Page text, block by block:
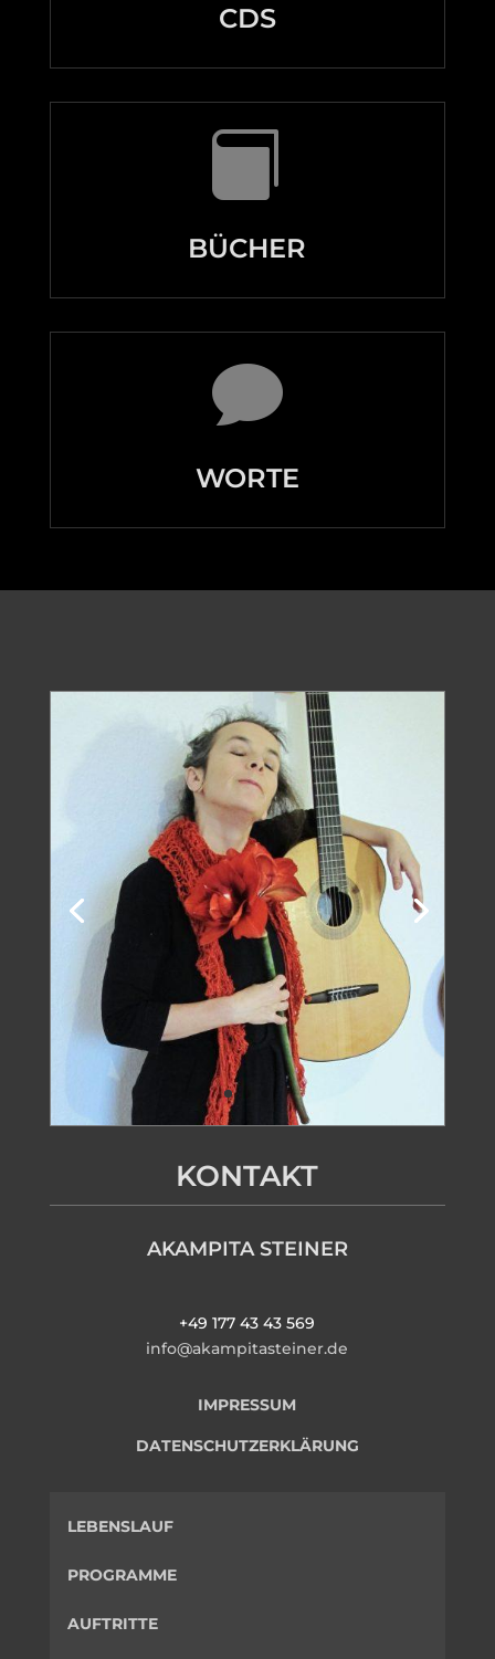
CDS

BÜCHER

WORTE
KONTAKT
AKAMPITA STEINER
+49 177 43 43 569
info@akampitasteiner.de
IMPRESSUM
DATENSCHUTZERKLÄRUNG
LEBENSLAUF
PROGRAMME
AUFTRITTE